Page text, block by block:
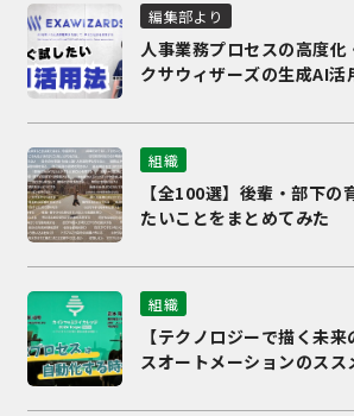
編集部より
人事業務プロセスの高度化
クサウィザーズの生成AI活
組織
【全100選】後輩・部下の
たいことをまとめてみた
組織
【テクノロジーで描く未
スオートメーションのスス